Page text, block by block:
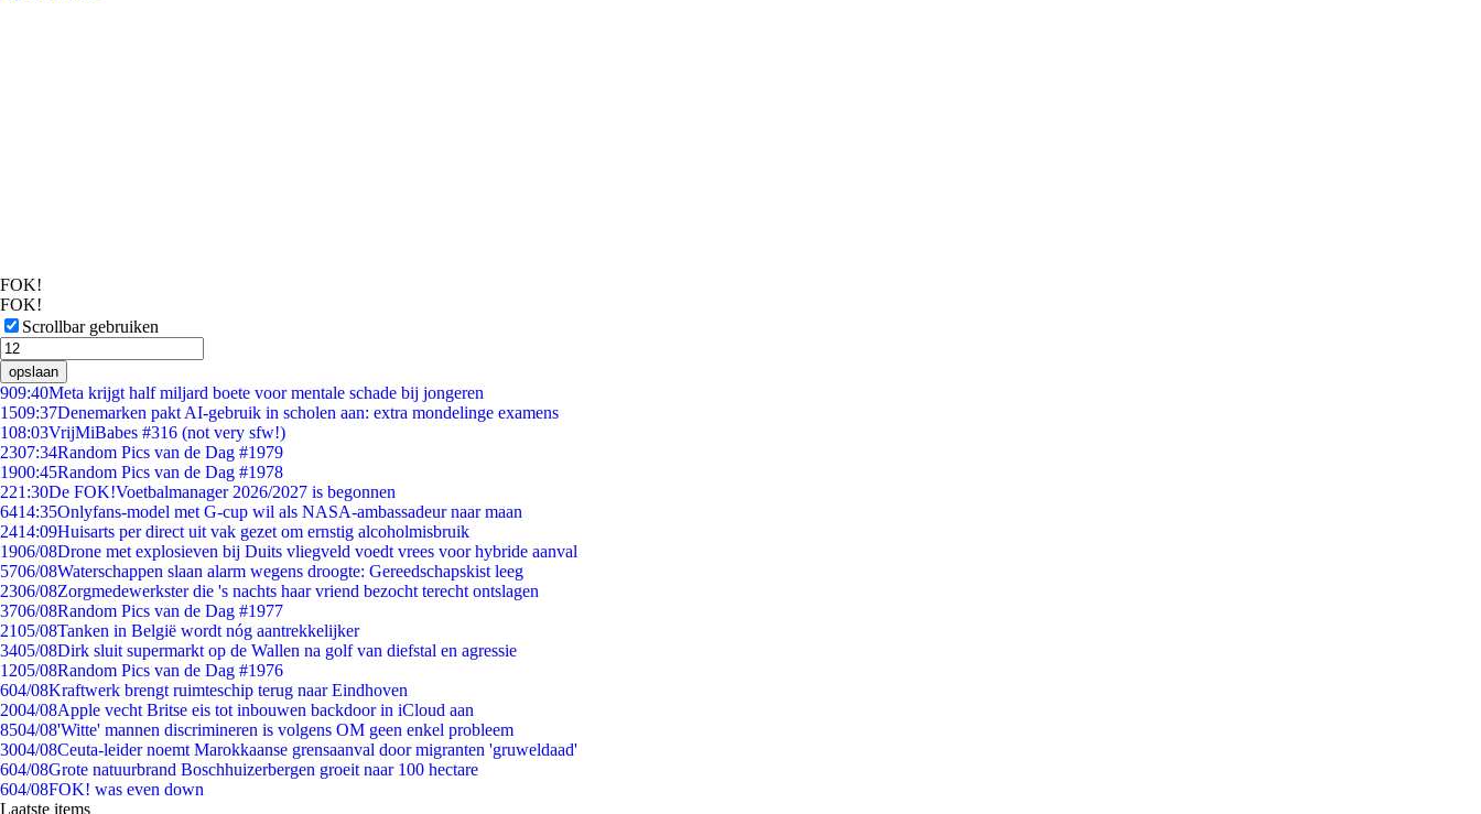
FOK!
FOK!
Scrollbar gebruiken
opslaan
909:40Meta krijgt half miljard boete voor mentale schade bij jongeren
1509:37Denemarken pakt AI-gebruik in scholen aan: extra mondelinge examens
108:03VrijMiBabes #316 (not very sfw!)
2307:34Random Pics van de Dag #1979
1900:45Random Pics van de Dag #1978
221:30De FOK!Voetbalmanager 2026/2027 is begonnen
6414:35Onlyfans-model met G-cup wil als NASA-ambassadeur naar maan
2414:09Huisarts per direct uit vak gezet om ernstig alcoholmisbruik
1906/08Drone met explosieven bij Duits vliegveld voedt vrees voor hybride aanval
5706/08Waterschappen slaan alarm wegens droogte: Gereedschapskist leeg
2306/08Zorgmedewerkster die 's nachts haar vriend bezocht terecht ontslagen
3706/08Random Pics van de Dag #1977
2105/08Tanken in België wordt nóg aantrekkelijker
3405/08Dirk sluit supermarkt op de Wallen na golf van diefstal en agressie
1205/08Random Pics van de Dag #1976
604/08Kraftwerk brengt ruimteschip terug naar Eindhoven
2004/08Apple vecht Britse eis tot inbouwen backdoor in iCloud aan
8504/08'Witte' mannen discrimineren is volgens OM geen enkel probleem
3004/08Ceuta-leider noemt Marokkaanse grensaanval door migranten 'gruweldaad'
604/08Grote natuurbrand Boschhuizerbergen groeit naar 100 hectare
604/08FOK! was even down
Laatste items